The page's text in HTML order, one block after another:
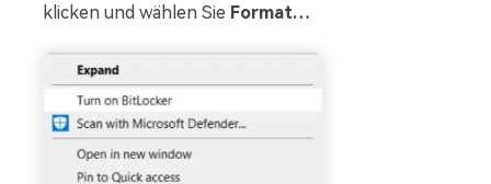
klicken und wählen Sie Format…